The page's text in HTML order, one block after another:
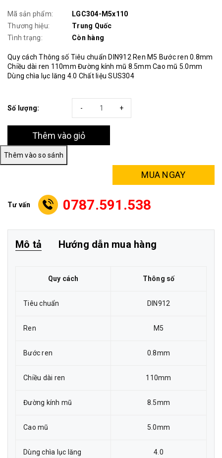
Mã sản phẩm:
LGC304-M5x110
Thương hiệu:
Trung Quốc
Tình trạng:
Còn hàng
Quy cách Thông số Tiêu chuẩn DIN912 Ren M5 Bước ren 0.8mm
Chiều dài ren 110mm Đường kính mũ 8.5mm Cao mũ 5.0mm
Dùng chìa lục lăng 4.0 Chất liệu SUS304
Số lượng: +
-
Thêm vào giỏ
MUA NGAY
Tư vấn 0787.591.538
Mô tả Hướng dẫn mua hàng
Quy cách Thông số
Tiêu chuẩn DIN912
Ren M5
Bước ren 0.8mm
Chiều dài ren 110mm
Đường kính mũ 8.5mm
Cao mũ 5.0mm
Dùng chìa lục lăng 4.0